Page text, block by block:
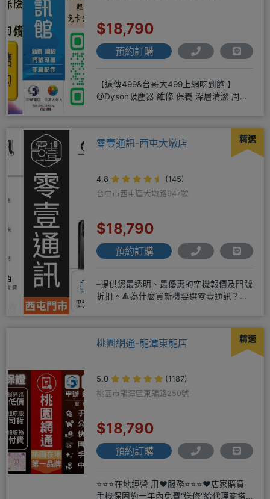
$18,790
預約訂購
【遠傳499&台哥大499上網吃到飽 】
@Dyson吸塵器 維修 保養 深層清潔 周邊
精選
零壹通訊-西屯大墩店
4.8
(145)
台中市西屯區大墩路947號
$18,790
預約訂購
–提供您最透明、最優惠的空機報價及門號
折扣。🔺為什麼買新機要選零壹通訊？
精選
桃園網通-龍潭東龍店
5.0
(1187)
桃園市龍潭區東龍路250號
$18,790
預約訂購
⭐⭐⭐在地經營 用❤️服務⭐⭐⭐❤️店家購買
手機保固約一年內免費"送修"給代理商搭